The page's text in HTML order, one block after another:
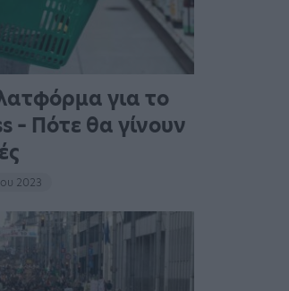
για το
– Πότε θα γίνουν
2023